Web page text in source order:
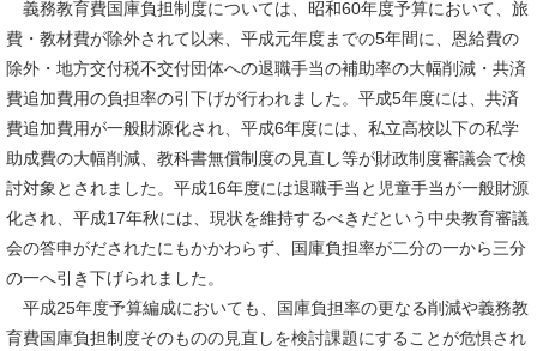
義務教育費国庫負担制度については、昭和60年度予算において、旅
費・教材費が除外されて以来、平成元年度までの5年間に、恩給費の
除外・地方交付税不交付団体への退職手当の補助率の大幅削減・共済
費追加費用の負担率の引下げが行われました。平成5年度には、共済
費追加費用が一般財源化され、平成6年度には、私立高校以下の私学
助成費の大幅削減、教科書無償制度の見直し等が財政制度審議会で検
討対象とされました。平成16年度には退職手当と児童手当が一般財源
化され、平成17年秋には、現状を維持するべきだという中央教育審議
会の答申がだされたにもかかわらず、国庫負担率が二分の一から三分
の一へ引き下げられました。
平成25年度予算編成においても、国庫負担率の更なる削減や義務教
育費国庫負担制度そのものの見直しを検討課題にすることが危惧され